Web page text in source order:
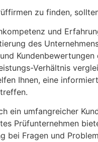
zu finden,
und
des
Kundenbewertungen
Verhältnis
Ihnen, eine
ein umfangreicher
Prüfunternehmen
bei Fragen und